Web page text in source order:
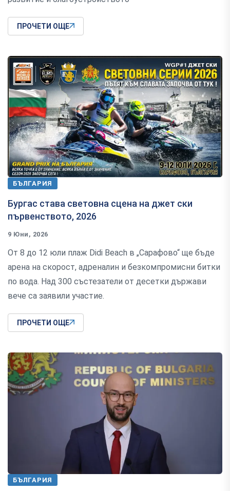
ПРОЧЕТИ ОЩЕ
БЪЛГАРИЯ
Бургас става световна сцена на джет ски
първенството, 2026
9 Юни, 2026
От 8 до 12 юли плаж Didi Beach в „Сарафово“ ще бъде
арена на скорост, адреналин и безкомпромисни битки
по вода. Над 300 състезатели от десетки държави
вече са заявили участие.
ПРОЧЕТИ ОЩЕ
БЪЛГАРИЯ